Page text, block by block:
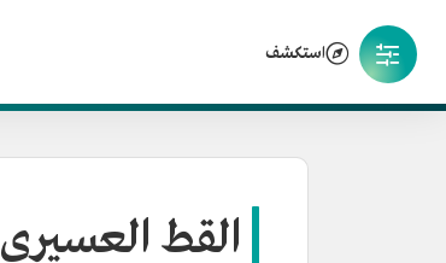
استكشف
القط العسيري